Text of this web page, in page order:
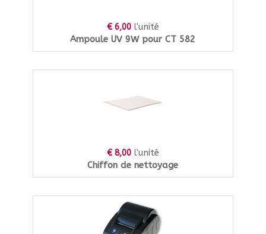
€ 6,00 l'unité
Ampoule UV 9W pour CT 582
€ 8,00 l'unité
Chiffon de nettoyage